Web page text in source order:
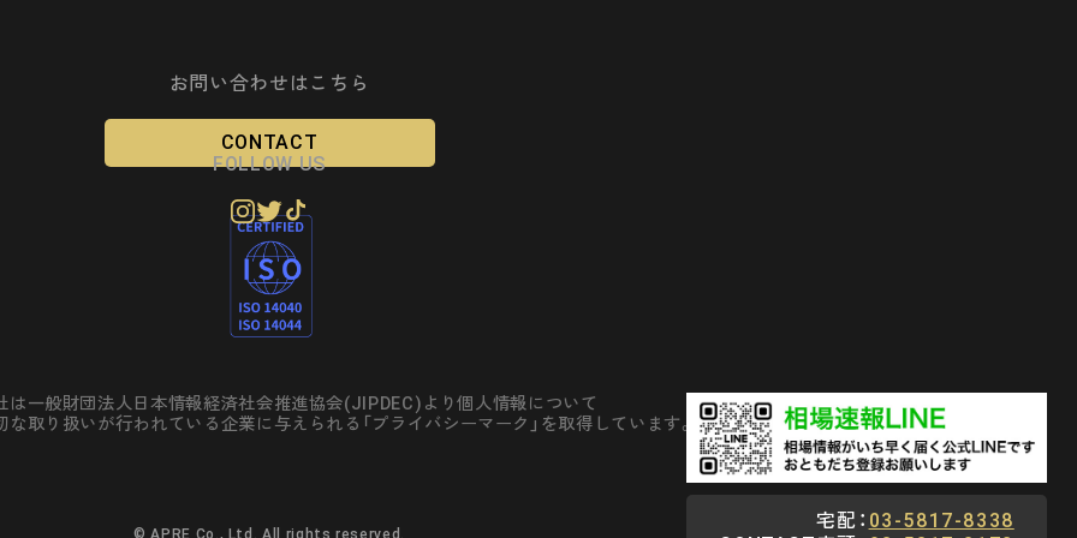
宅配： 03-5817-8338
お問い合わせはこちら
CONTACT
FOLLOW US
は一般財団法人日本情報経済社会推進協会(JIPDEC)より個人情報について
な取り扱いが行われている企業に与えられる「プライバシーマーク」を取得しています。
© APRE Co., Ltd. All rights reserved.